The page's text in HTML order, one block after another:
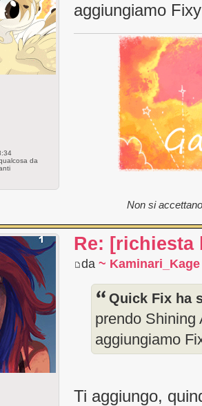
aggiungiamo
Non si
da
Re: [richiesta
da ~ Kaminari_Kage
Quick Fix ha
prendo Shining
aggiungiamo
Ti aggiungo,